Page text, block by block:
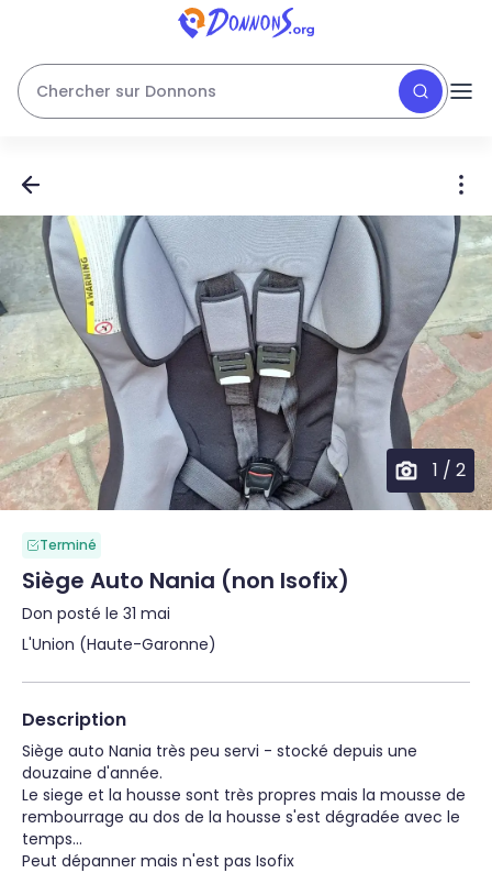
Chercher sur Donnons
1 / 2
Terminé
Siège Auto Nania (non Isofix)
Don posté le 31 mai
L'Union (Haute-Garonne)
Description
Siège auto Nania très peu servi - stocké depuis une
douzaine d'année.
Le siege et la housse sont très propres mais la mousse de
rembourrage au dos de la housse s'est dégradée avec le
temps...
Peut dépanner mais n'est pas Isofix